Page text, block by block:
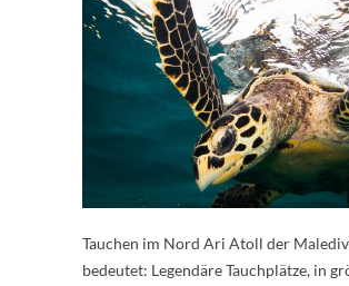
Tauchen im Nord Ari Atoll der
bedeutet: Legendäre Tauchplätze, in